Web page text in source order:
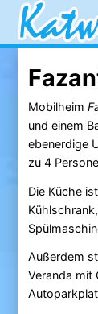
Mobilheim
und einem
ebenerdige
zu 4
Die Küche
Außerdem
Veranda mit